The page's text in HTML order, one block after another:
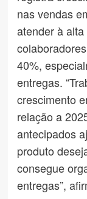
nas vendas
atender à
40%,
entregas.
crescimento
relação a
antecipados
produto
consegue
entregas”,